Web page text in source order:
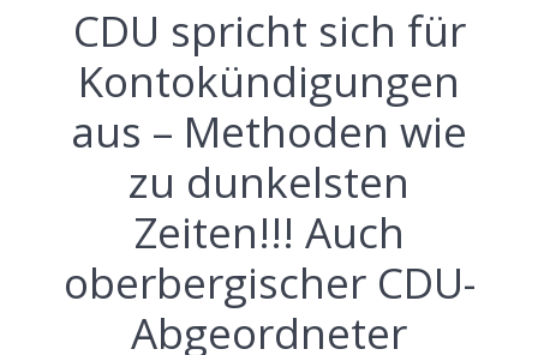
CDU spricht sich für
Kontokündigungen
aus – Methoden wie
zu dunkelsten
Zeiten!!! Auch
oberbergischer CDU-
Abgeordneter